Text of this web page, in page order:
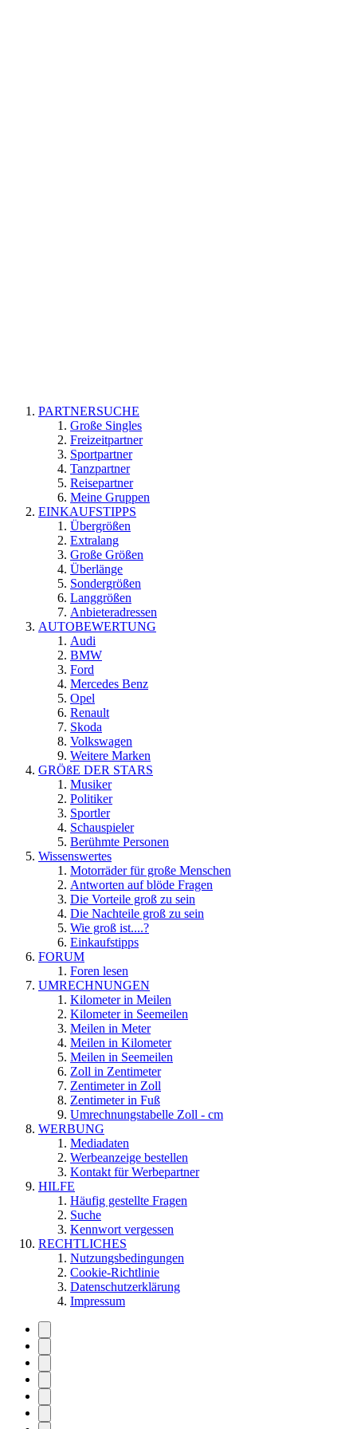
PARTNERSUCHE
Große Singles
Freizeitpartner
Sportpartner
Tanzpartner
Reisepartner
Meine Gruppen
EINKAUFSTIPPS
Übergrößen
Extralang
Große Größen
Überlänge
Sondergrößen
Langgrößen
Anbieteradressen
AUTOBEWERTUNG
Audi
BMW
Ford
Mercedes Benz
Opel
Renault
Skoda
Volkswagen
Weitere Marken
GRÖßE DER STARS
Musiker
Politiker
Sportler
Schauspieler
Berühmte Personen
Wissenswertes
Motorräder für große Menschen
Antworten auf blöde Fragen
Die Vorteile groß zu sein
Die Nachteile groß zu sein
Wie groß ist....?
Einkaufstipps
FORUM
Foren lesen
UMRECHNUNGEN
Kilometer in Meilen
Kilometer in Seemeilen
Meilen in Meter
Meilen in Kilometer
Meilen in Seemeilen
Zoll in Zentimeter
Zentimeter in Zoll
Zentimeter in Fuß
Umrechnungstabelle Zoll - cm
WERBUNG
Mediadaten
Werbeanzeige bestellen
Kontakt für Werbepartner
HILFE
Häufig gestellte Fragen
Suche
Kennwort vergessen
RECHTLICHES
Nutzungsbedingungen
Cookie-Richtlinie
Datenschutzerklärung
Impressum